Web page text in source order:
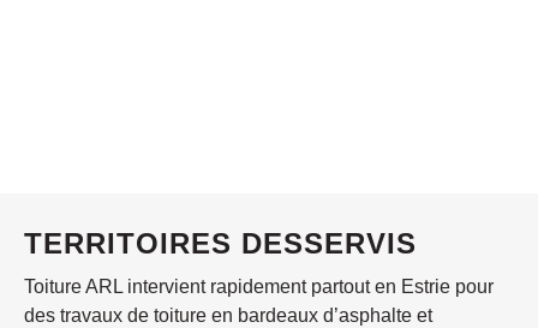
TERRITOIRES DESSERVIS
Toiture ARL intervient rapidement partout en Estrie pour
des travaux de toiture en bardeaux d’asphalte et